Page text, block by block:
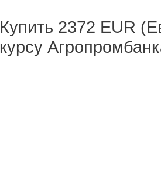
Купить 2372 EUR
курсу